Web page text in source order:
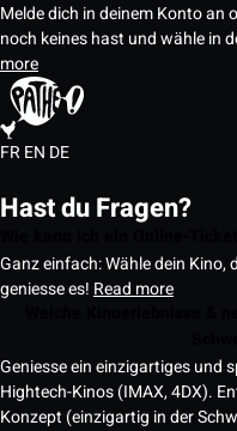
Melde dich in deinem Konto an
noch keines hast und wähle in
more
FREN DE
Hast du Fragen?
Ganz einfach: Wähle dein Kino,
geniesse es! Read more
Geniesse ein einzigartiges und
Hightech-Kinos (IMAX, 4DX).
Konzept (einzigartig in der